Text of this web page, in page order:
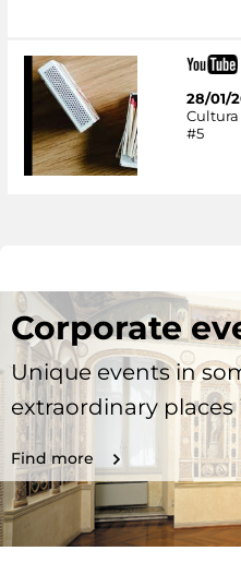
28/01/
Cultura
#5
Corporate
Unique events in
extraordinary
Find more